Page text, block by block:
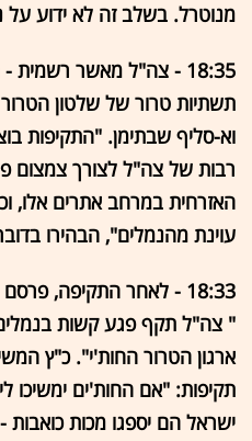
מנוטרל. בשלב זה לא ידוע על
18:35 - צה"ל מאשר
תשתיות טרור של שלטון
וא-סליף שבתימן. "התקיפות
רבות של צה"ל לצורך צמצום
האזרחית במרחב אתרים אלו,
עוינת מהנמלים", הבהירו
18:33 - לאחר התקיפה,
" צה"ל תקף פגע קשות
ארגון הטרור החות'י". כ"ץ
תקיפות: "אם החות'ים ימשיכו
ישראל הם יספגו מכות